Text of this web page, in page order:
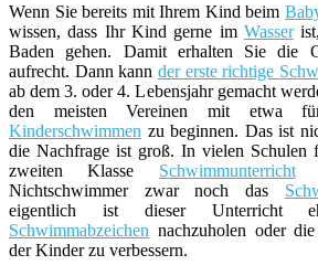
Wenn Sie bereits mit Ihrem Kind beim
wissen, dass Ihr Kind gerne im Wasser
Baden gehen. Damit erhalten Sie die
aufrecht. Dann kann der erste richtige
ab dem 3. oder 4. Lebensjahr gemacht
den meisten Vereinen mit etwa
Kinderschwimmen zu beginnen. Das ist
die Nachfrage ist groß. In vielen Schulen
zweiten Klasse Schwimmunterricht
Nichtschwimmer zwar noch das
eigentlich ist dieser Unterricht
Schwimmabzeichen nachzuholen oder
der Kinder zu verbessern.